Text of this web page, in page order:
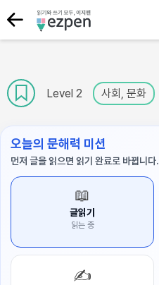
Level 2 사회, 문화
오늘의 문해력 미션
먼저 글을 읽으면 읽기 완료로 바뀝니다.
📖
글읽기
읽는 중
✍️